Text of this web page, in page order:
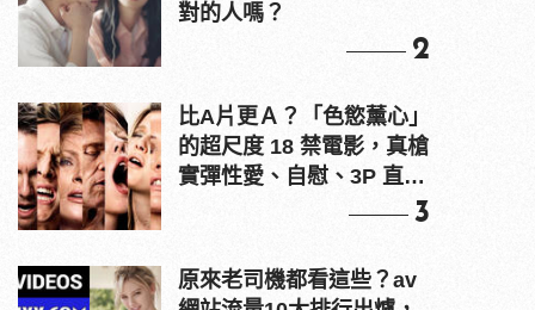
對的人嗎？
2
比A片更Ａ？「色慾薰心」
的超尺度 18 禁電影，真槍
實彈性愛、自慰、3P 直接
3
原來老司機都看這些？av